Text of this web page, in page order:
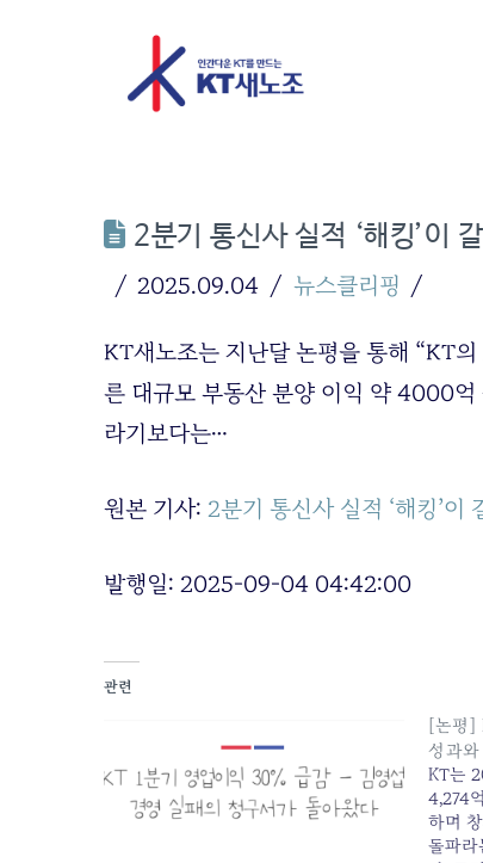
2분기 통신사 실적 ‘해킹’이
2025.09.04 뉴스클리핑
KT새노조는 지난달 논평을 통해 “KT
른 대규모 부동산 분양 이익 약 4000
라기보다는…
원본 기사: 2분기 통신사 실적 ‘해킹’이
발행일: 2025-09-04 04:42:00
관련
[논평]
성과
KT는
4,274
하며
돌파라